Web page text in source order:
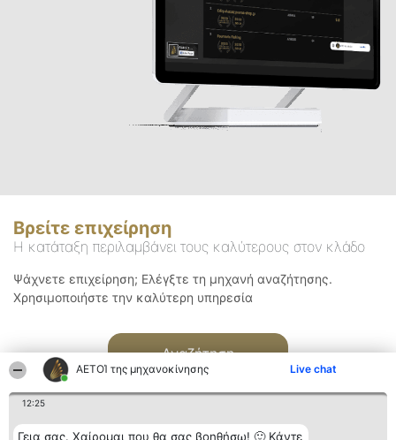
ΑΕΤΟΊ της μηχανοκίνησης Live chat
12:25
Γεια σας. Χαίρομαι που θα σας βοηθήσω! 🙂 Κάντε
Βρείτε επιχείρηση
Η κατάταξη περιλαμβάνει τους καλύτερους στον κλάδο
Ψάχνετε επιχείρηση; Ελέγξτε τη μηχανή αναζήτησης.
Χρησιμοποιήστε την καλύτερη υπηρεσία
Αναζήτηση